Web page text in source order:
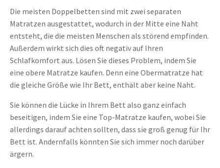
Die meisten Doppelbetten sind mit zwei separaten
Matratzen ausgestattet, wodurch in der Mitte eine Naht
entsteht, die die meisten Menschen als störend empfinden.
Außerdem wirkt sich dies oft negativ auf Ihren
Schlafkomfort aus. Lösen Sie dieses Problem, indem Sie
eine obere Matratze kaufen. Denn eine Obermatratze hat
die gleiche Größe wie Ihr Bett, enthält aber keine Naht.
Sie können die Lücke in Ihrem Bett also ganz einfach
beseitigen, indem Sie eine Top-Matratze kaufen, wobei Sie
allerdings darauf achten sollten, dass sie groß genug für Ihr
Bett ist. Andernfalls könnten Sie sich immer noch darüber
ärgern.